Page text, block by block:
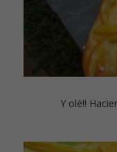
Y olé!!